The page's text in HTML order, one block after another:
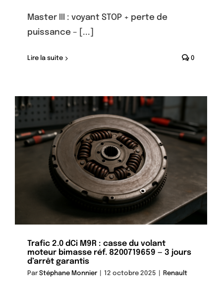
Master III : voyant STOP + perte de
puissance – [...]
Lire la suite 0
Trafic 2.0 dCi M9R : casse du volant
moteur bimasse réf. 8200719659 — 3 jours
d’arrêt garantis
ParStéphane Monnier 12 octobre 2025 Renault